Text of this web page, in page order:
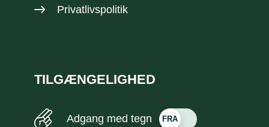
Privatlivspolitik
TILGÆNGELIGHED
Adgang med tegn